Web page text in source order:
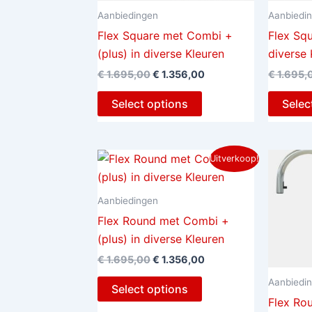
Aanbiedingen
Flex Square met Combi +
(plus) in diverse Kleuren
€1.695,00€ 1.356,00
Select options
Flex
diverse
€
Uitverkoop!
Aanbiedingen
Flex Round met Combi +
(plus) in diverse Kleuren
€1.695,00
Oorspronkelijke
prijs
was:
€ 1.356,00
Huidige
prijs
is:
Select options
Flex